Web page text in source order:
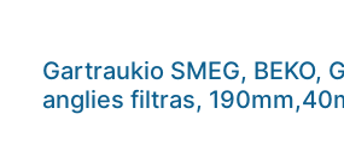
Gartraukio SMEG, BEKO,
anglies filtras,